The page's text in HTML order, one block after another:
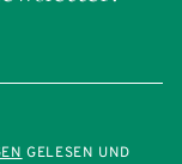
GELESEN UND